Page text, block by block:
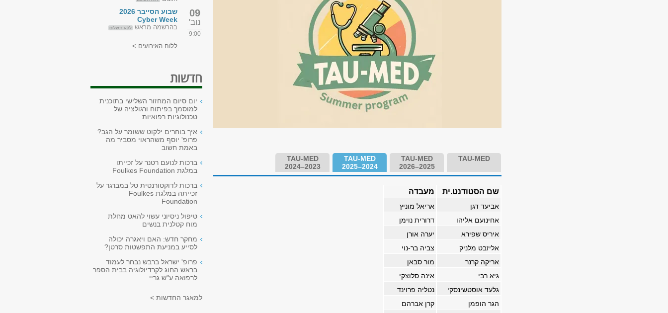
TAU-MED
TAU-MED
2026–2025
TAU-MED
2025–2024
TAU-MED
2024–2023
שם הסטודנט.ית מעבדה
אביעד דגן
אריאל מוניץ
אחינועם אליהו
דרורית נוימן
איריס שפירא
יערה אורן
אליזבט מלניק
צביה בר-נוי
אריקה קרנר
מור סבאן
גיא רבי
אינה סלוצקי
גלעד אוסטשינסקי
נטליה פרוינד
הגר הופמן
קרן אברהם
09
נוב'
9:00
שבוע הסייבר 2026
Cyber Week
בהרשמה מראש ללא תשלום
ללוח האירועים >
חדשות
יום סיום המחזור השלישי בתוכנית
למוסמך בפיתוח ורגולציה של
טכנולוגיות רפואיות
איך בוחרים ילקוט ששומר על הגב?
פרופ' יוסף משהראוי מסביר מה
באמת חשוב
ברכות לנועם רטנר על זכייתו
במלגת Foulkes Foundation
ברכות לדוקטורנטית טל במברגר על
זכייתה במלגת Foulkes
Foundation
טיפול ניסיוני עשוי להאט מחלת
מוח קטלנית בנשים
מחקר חדש: האם ויאגרה יכולה
לסייע במניעת התפשטות סרטן?
פרופ' ישראל ברבש נבחר לעמוד
בראש החוג לקרדיולוגיה בבית הספר
לרפואה ע"ש גריי
למאגר החדשות >